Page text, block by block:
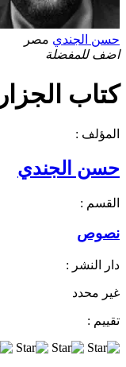
حسن الجندي مصر
اضف للمفضلة
كتاب الجزار PDF
المؤلف :
حسن الجندي
القسم :
نصوص
دار النشر :
غير محدد
تقييم :